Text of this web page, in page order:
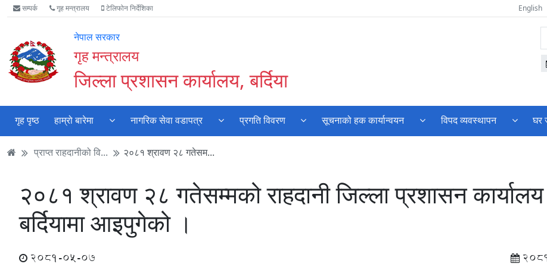
Accessibility
Mode
गर्नुहोस्
मुख्य
सामाग्री
मुख्य
नेभिगेसन
वेबसाइट
खोजमा
सम्पर्क गृह मन्त्रालय टेलिफोन निर्देशिका English
नेपाल सरकार
गृह मन्त्रालय
जिल्ला प्रशासन कार्यालय, बर्दिया
गृह पृष्ठ हाम्रो बारेमा नागरिक सेवा वडापत्र प्रगति विवरण सूचनाको हक कार्यान्वयन विपद व्यवस्थापन घर
प्राप्त राहदानीको वि... २०८१ श्रावण २८ गतेसम...
२०८१ श्रावण २८ गतेसम्मको राहदानी जिल्ला प्रशासन कार्यालय
बर्दियामा आइपुगेको ।
2081-05-07